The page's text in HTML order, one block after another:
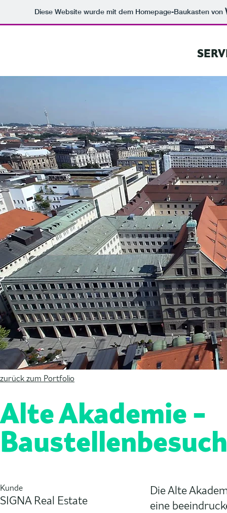
Diese Website wurde mit dem Homepage-Baukasten von
zurück zum Portfolio
Alte Akademie -
Baustellenbesuch
Kunde
SIGNA Real Estate
Die Alte
eine